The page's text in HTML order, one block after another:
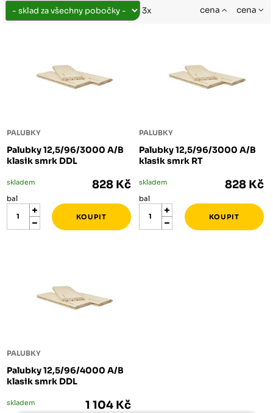
3x cena cena
PALUBKY
Palubky 12,5/96/3000 A/B
klasik smrk DDL
skladem 828 Kč
bal
PALUBKY
Palubky 12,5/96/3000 A/B
klasik smrk RT
skladem 828 Kč
bal
PALUBKY
Palubky 12,5/96/4000 A/B
klasik smrk DDL
skladem 1 104 Kč